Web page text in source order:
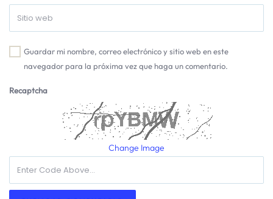
Guardar mi nombre, correo electrónico y sitio web en este
navegador para la próxima vez que haga un comentario.
Recaptcha
Change Image